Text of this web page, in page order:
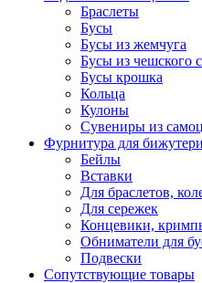
Браслеты
Бусы
Бусы из жемчуга
Бусы из чешского
Бусы крошка
Кольца
Кулоны
Сувениры из
Фурнитура для
Бейлы
Вставки
Для браслетов,
Для сережек
Концевики,
Обниматели для
Подвески
Сопутствующие товары